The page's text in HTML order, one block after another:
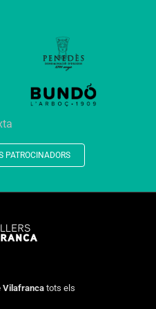
PATROCINADORS
Vilafrancatots els